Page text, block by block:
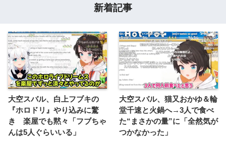
新着記事
大空スバル、白上フブキの
『ホロドリ』やり込みに驚
き 楽屋でも黙々「フブちゃ
んは5人ぐらいいる」
大空スバル、猫又おかゆ＆輪
堂千速と火鍋へ→3人で食べ
た“まさかの量”に「全然気が
つかなかった」